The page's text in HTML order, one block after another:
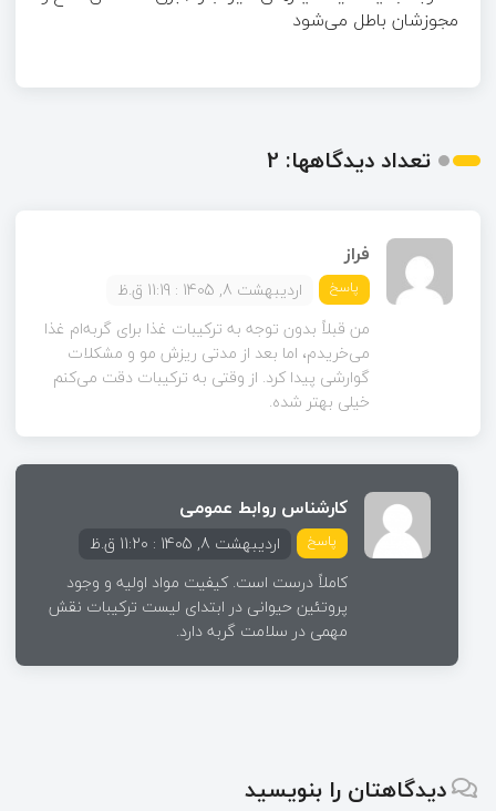
مجوزشان باطل می‌شود
تعداد دیدگاهها: 2
فراز
پاسخ
اردیبهشت 8, 1405 : 11:19 ق.ظ
من قبلاً بدون توجه به ترکیبات غذا برای گربه‌ام غذا
می‌خریدم، اما بعد از مدتی ریزش مو و مشکلات
گوارشی پیدا کرد. از وقتی به ترکیبات دقت می‌کنم
خیلی بهتر شده.
کارشناس روابط عمومی
پاسخ
اردیبهشت 8, 1405 : 11:20 ق.ظ
کاملاً درست است. کیفیت مواد اولیه و وجود
پروتئین حیوانی در ابتدای لیست ترکیبات نقش
مهمی در سلامت گربه دارد.
دیدگاهتان را بنویسید